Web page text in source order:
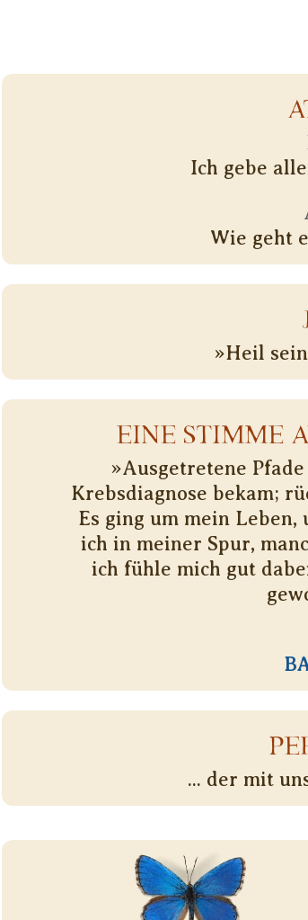
Ich gebe
Wie geht
»Heil
EINE STIMME
»Ausgetretene
Krebsdiagnose bekam;
Es ging um mein
ich in meiner Spur,
ich fühle mich gut
... der mit